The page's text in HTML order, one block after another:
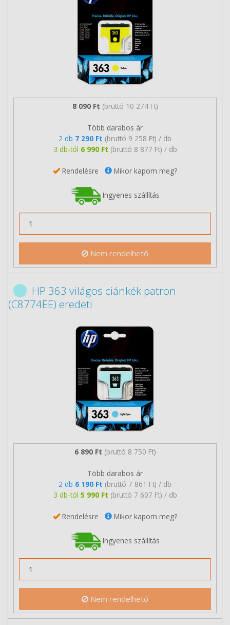
8 090 Ft (bruttó 10 274 Ft)
Több darabos ár
2 db 7 290 Ft (bruttó 9 258 Ft) / db
3 db-tól 6 990 Ft (bruttó 8 877 Ft) / db
Rendelésre Mikor kapom meg?
Ingyenes szállítás
Nem rendelhető
HP 363 világos ciánkék patron
(C8774EE) eredeti
6 890 Ft (bruttó 8 750 Ft)
Több darabos ár
2 db 6 190 Ft (bruttó 7 861 Ft) / db
3 db-tól 5 990 Ft (bruttó 7 607 Ft) / db
Rendelésre Mikor kapom meg?
Ingyenes szállítás
Nem rendelhető